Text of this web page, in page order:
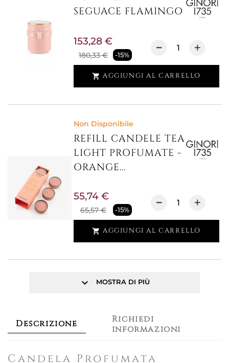
SEGUACE FLAMINGO
180,33 € -15%
153,28 €
 AGGIUNGI AL CARRELLO
Non Disponibile
REFILL CANDELE TEA
LIGHT PROFUMATE -
ORANGE...
65,57 € -15%
55,74 €
 AGGIUNGI AL CARRELLO
keyboard_arrow_down MOSTRA DI PIÙ
Descrizione
Richiedi
informazioni
Candela Profumata